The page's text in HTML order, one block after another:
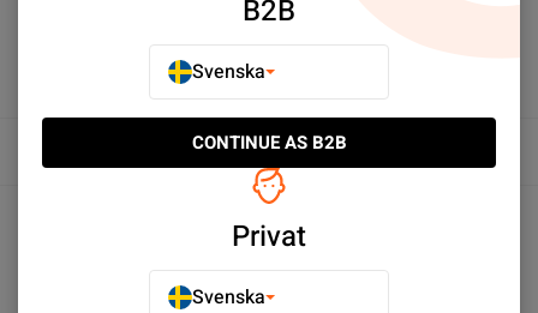
Produktspecifikationer
B2B
Svenska
CONTINUE AS B2B
Privat
Svenska